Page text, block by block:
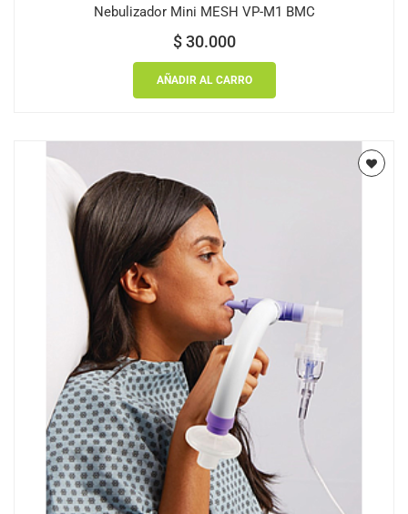
Nebulizador Mini MESH VP-M1 BMC
$30.000
AÑADIR AL CARRO